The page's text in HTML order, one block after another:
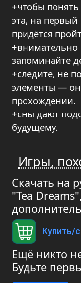
+чтобы
эта, на первый
придётся
+внимательно
запоминайте
+следите, не
элементы —
прохождении.
+сны дают
будущему.
Игры,
Скачать на
"Tea
Купить/
Ещё никто
Будьте